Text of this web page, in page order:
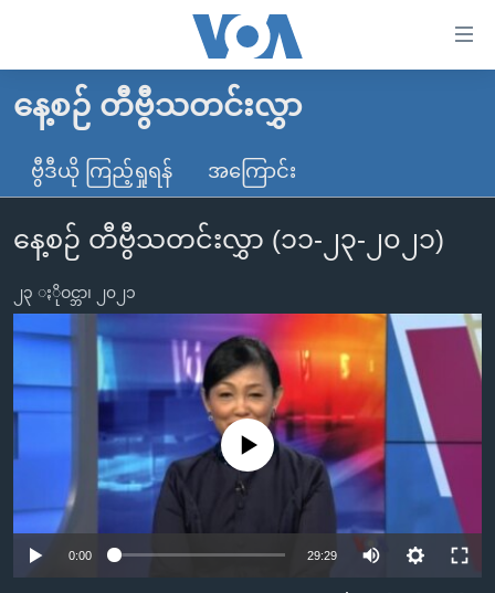
လွယ်ကူ
သည့်
များ
ပင်မ
အကြောင်းအရာ
ကျော်
ကြည့်
ညွန်း
စာမျက်နှာ
မူလစာမျက်နှာ
မြန်မာ
ကမ္ဘာ့သတင်းများ
နိုင်ငံတကာ
တရုတ်
အစ္စရေး-ပါလက်စတိုင်း
ဗွီဒီယို
ရပ်ဝန်းတခု လမ်းတခု အလွန်
အင်္ဂလိပ်စာလေ့လာမယ်
အမေရိကန်သုံးအီဒီယံ
မကြေးမုံရဲ့ အင်္ဂလိပ်စာ
ရုပ်ရှင်ထဲက အင်္ဂလိပ်စာ
သုတပဒေသာ အင်္ဂလိပ်စာ
အပတ်စဉ်ကဏ္ဍများ
ရေဒီယိုနှင့်ရုပ်သံ အချက်အလက်များ
ရေဒီယို/တီဗွီအစီအစဉ်
Learning English
နေ့စဉ် တီဗွီသတင်းလွှာ
ဗွီဒီယို ကြည့်ရှုရန် အကြောင်း
နေ့စဉ် တီဗွီသတင်းလွှာ (၁၁-၂၃-၂၀၂၁)
၂၃ ႏိုဝင္ဘာ၊ ၂၀၂၁
No media source currently available
0:00 29:29